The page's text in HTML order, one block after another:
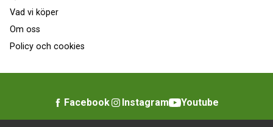
Vad vi köper
Om oss
Policy och cookies
Facebook Instagram Youtube